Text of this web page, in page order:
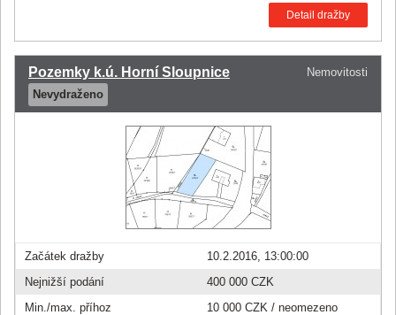
Detail dražby
Nemovitosti
Pozemky k.ú. Horní Sloupnice
Nevydraženo
Začátek dražby
10.2.2016, 13:00:00
Nejnižší podání
400 000 CZK
Min./max. příhoz
10 000 CZK / neomezeno